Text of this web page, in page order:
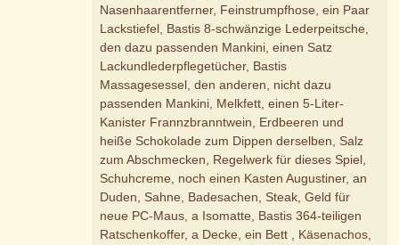
Nasenhaarentferner, Feinstrumpfhose, ein Paar
Lackstiefel, Bastis 8-schwänzige Lederpeitsche,
den dazu passenden Mankini, einen Satz
Lackundlederpflegetücher, Bastis
Massagesessel, den anderen, nicht dazu
passenden Mankini, Melkfett, einen 5-Liter-
Kanister Frannzbranntwein, Erdbeeren und
heiße Schokolade zum Dippen derselben, Salz
zum Abschmecken, Regelwerk für dieses Spiel,
Schuhcreme, noch einen Kasten Augustiner, an
Duden, Sahne, Badesachen, Steak, Geld für
neue PC-Maus, a Isomatte, Bastis 364-teiligen
Ratschenkoffer, a Decke, ein Bett , Käsenachos,